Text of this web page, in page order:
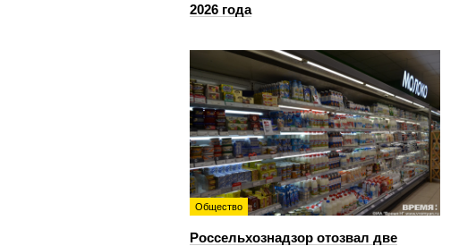
2026 года
Общество
Россельхознадзор отозвал две